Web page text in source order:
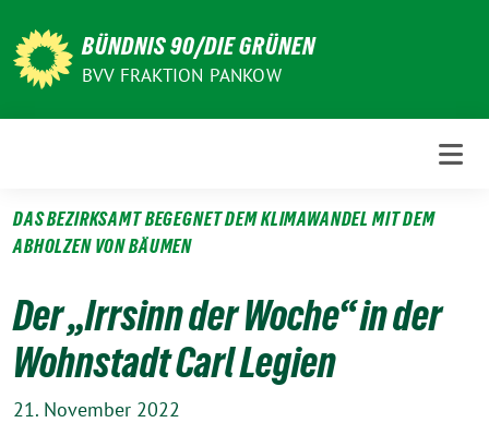
zum
Inhalt
BÜNDNIS 90/DIE GRÜNEN
BVV FRAKTION PANKOW
DAS BEZIRKSAMT BEGEGNET DEM KLIMAWANDEL MIT DEM
ABHOLZEN VON BÄUMEN
Der „Irrsinn der Woche“ in der
Wohnstadt Carl Legien
21. November 2022